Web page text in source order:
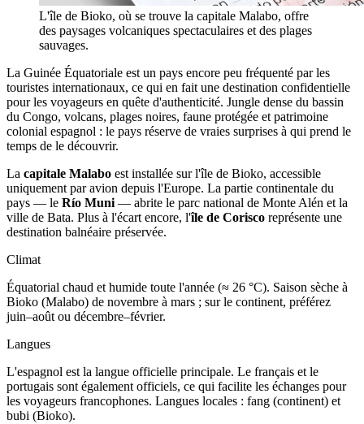
L'île de Bioko, où se trouve la capitale Malabo, offre
des paysages volcaniques spectaculaires et des plages
sauvages.
La Guinée Équatoriale est un pays encore peu fréquenté par les
touristes internationaux, ce qui en fait une destination confidentielle
pour les voyageurs en quête d'authenticité. Jungle dense du bassin
du Congo, volcans, plages noires, faune protégée et patrimoine
colonial espagnol : le pays réserve de vraies surprises à qui prend le
temps de le découvrir.
La capitale Malabo est installée sur l'île de Bioko, accessible
uniquement par avion depuis l'Europe. La partie continentale du
pays — le Río Muni — abrite le parc national de Monte Alén et la
ville de Bata. Plus à l'écart encore, l'île de Corisco représente une
destination balnéaire préservée.
Climat
Équatorial chaud et humide toute l'année (≈ 26 °C). Saison sèche à
Bioko (Malabo) de novembre à mars ; sur le continent, préférez
juin–août ou décembre–février.
Langues
L'espagnol est la langue officielle principale. Le français et le
portugais sont également officiels, ce qui facilite les échanges pour
les voyageurs francophones. Langues locales : fang (continent) et
bubi (Bioko).